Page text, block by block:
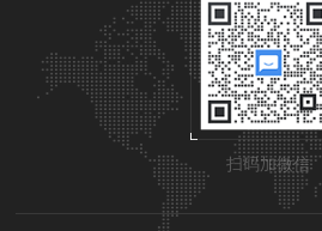
扫码加微信